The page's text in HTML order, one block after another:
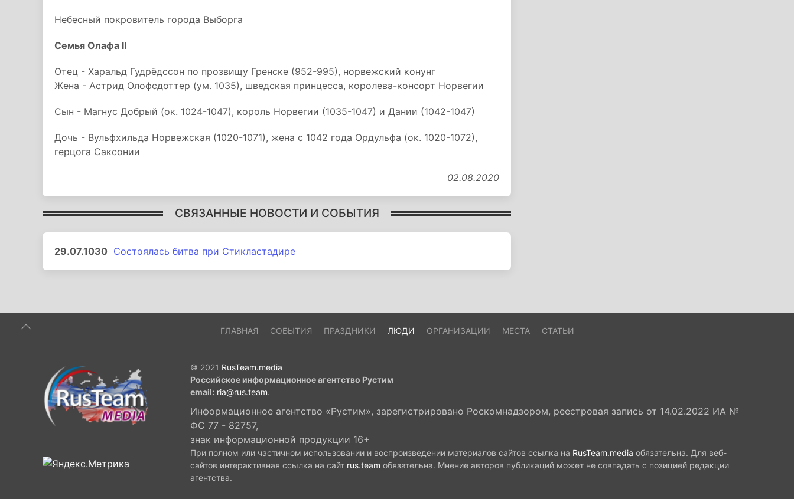
Небесный покровитель города Выборга
Семья Олафа II
Отец - Харальд Гудрёдссон по прозвищу Гренске (952-995), норвежский конунг
Жена - Астрид Олофсдоттер (ум. 1035), шведская принцесса, королева-консорт Норвегии
Сын - Магнус Добрый (ок. 1024-1047), король Норвегии (1035-1047) и Дании (1042-1047)
Дочь - Вульфхильда Норвежская (1020-1071), жена с 1042 года Ордульфа (ок. 1020-1072),
герцога Саксонии
02.08.2020
СВЯЗАННЫЕ НОВОСТИ И СОБЫТИЯ
29.07.1030 Состоялась битва при Стикластадире
ГЛАВНАЯ СОБЫТИЯ ПРАЗДНИКИ ЛЮДИ ОРГАНИЗАЦИИ МЕСТА СТАТЬИ
© 2021 RusTeam.media
Российское информационное агентство Рустим
email: ria@rus.team.
Информационное агентство «Рустим», зарегистрировано Роскомнадзором, реестровая запись от 14.02.2022 ИА №
ФС 77 - 82757,
знак информационной продукции 16+
При полном или частичном использовании и воспроизведении материалов сайтов ссылка на RusTeam.media обязательна. Для веб-
сайтов интерактивная ссылка на сайт rus.team обязательна. Мнение авторов публикаций может не совпадать с позицией редакции
агентства.